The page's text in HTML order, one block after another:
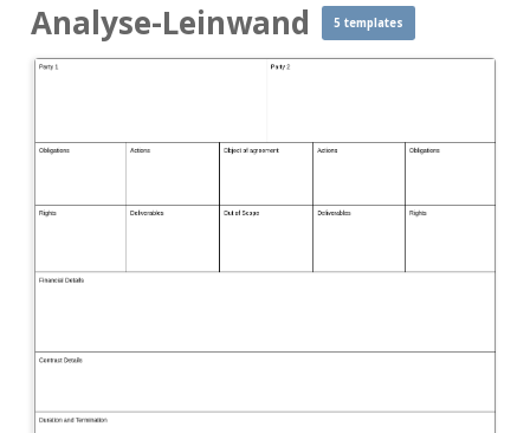
Analyse-Leinwand 5 templates